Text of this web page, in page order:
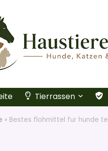
Tierrassen
» Bestes flohmittel fur hunde